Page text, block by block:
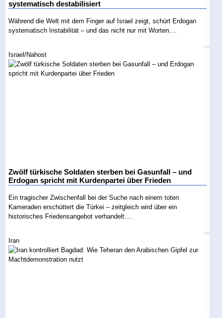
systematisch destabilisiert
Während die Welt mit dem Finger auf Israel zeigt, schürt Erdogan
systematisch Instabilität – und das nicht nur mit Worten....
Israel/Nahost
Zwölf türkische Soldaten sterben bei Gasunfall – und
Erdogan spricht mit Kurdenpartei über Frieden
Ein tragischer Zwischenfall bei der Suche nach einem toten
Kameraden erschüttert die Türkei – zeitgleich wird über ein
historisches Friedensangebot verhandelt....
Iran